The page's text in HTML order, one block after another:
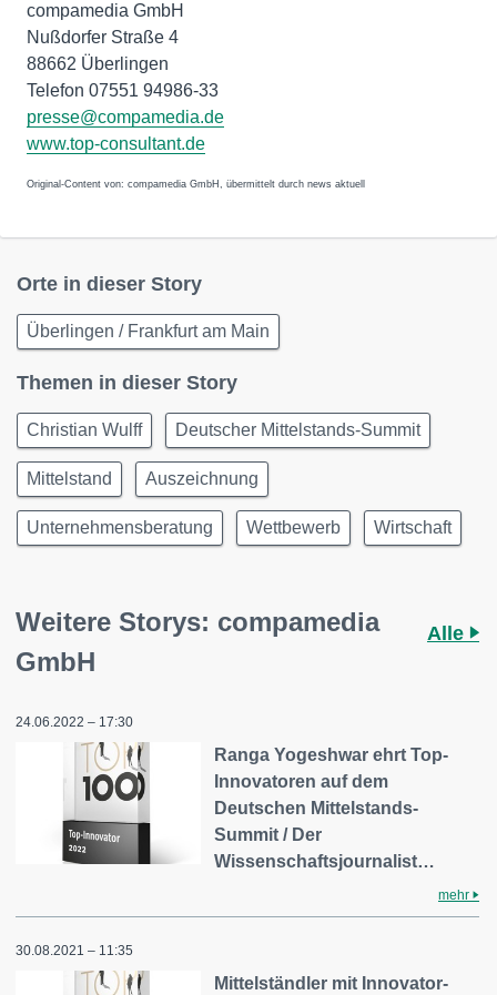
compamedia GmbH
Nußdorfer Straße 4
88662 Überlingen
Telefon 07551 94986-33
presse@compamedia.de
www.top-consultant.de
Original-Content von: compamedia GmbH, übermittelt durch news aktuell
Orte in dieser Story
Überlingen / Frankfurt am Main
Themen in dieser Story
Christian Wulff Deutscher Mittelstands-Summit
Mittelstand Auszeichnung
Unternehmensberatung Wettbewerb Wirtschaft
Weitere Storys: compamedia
GmbH
Alle
24.06.2022 – 17:30
Ranga Yogeshwar ehrt Top-
Innovatoren auf dem
Deutschen Mittelstands-
Summit / Der
Wissenschaftsjournalist…
mehr
30.08.2021 – 11:35
Mittelständler mit Innovator-